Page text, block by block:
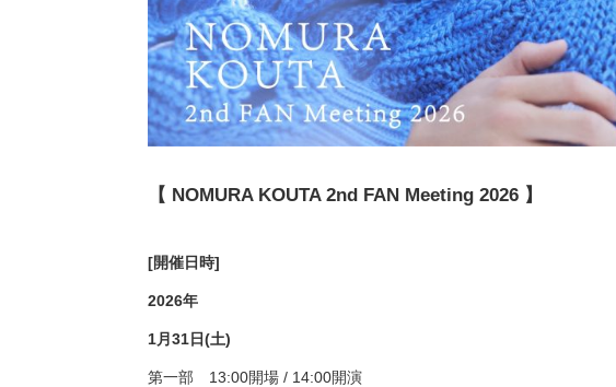
【 NOMURA KOUTA 2nd FAN Meeting 2026 】
[開催日時]
2026年
1月31日(土)
第一部 13:00開場 / 14:00開演